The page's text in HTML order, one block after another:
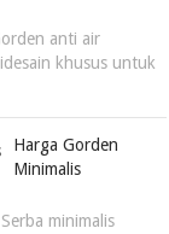
anti air
khusus untuk
Harga Gorden
Minimalis
minimalis